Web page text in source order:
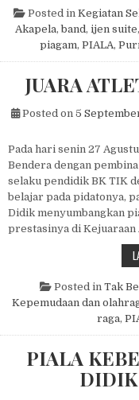
Posted in Kegiatan
Akapela,band , ijen suite,
piagam, PIALA,
JUARA
Posted on 5
Pada hari senin 27
Bendera dengan
selaku pendidik BK TIK
belajar pada pidatonya,
Didik menyumbangkan
prestasinya di
Posted in Tak
Kepemudaan dan
raga,
PIALA
DIDIK